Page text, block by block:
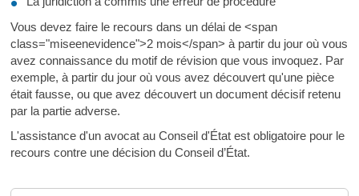
Vous devez faire le recours dans un délai de <span
class="miseenevidence">2 mois</span> à partir du jour où vous
avez connaissance du motif de révision que vous invoquez. Par
exemple, à partir du jour où vous avez découvert qu'une pièce
était fausse, ou que avez découvert un document décisif retenu
par la partie adverse.
L'assistance d'un avocat au Conseil d'État est obligatoire pour le
recours contre une décision du Conseil d’État.